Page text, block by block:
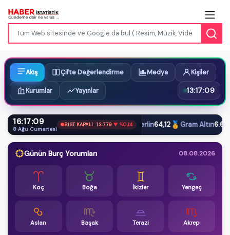
Akış Çifte Değerlendirme Medya Kişiler
Kurumlar Yayınlar 13:17:10
16:17:10
8 Ağu Cumartesi
BIST KAPALI 13.779▼ %0,14
Dolar47,61€Euro54,87£Sterlin64,12🥇Gram Altın
Günün Burç Yorumları 08.08.2026
Koç Boğa İkizler Yengeç
Aslan Başak Terazi Akrep